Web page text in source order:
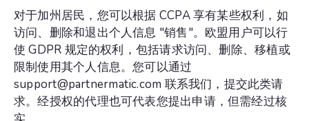
对于加州居民，您可以根据 CCPA 享有某些权利，如
访问、删除和退出个人信息 "销售"。欧盟用户可以行
使 GDPR 规定的权利，包括请求访问、删除、移植或
限制使用其个人信息。您可以通过
support@partnermatic.com 联系我们，提交此类请
求。经授权的代理也可代表您提出申请，但需经过核